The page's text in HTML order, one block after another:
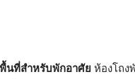
นที่สำหรับพักอาศัย ห้องโถง